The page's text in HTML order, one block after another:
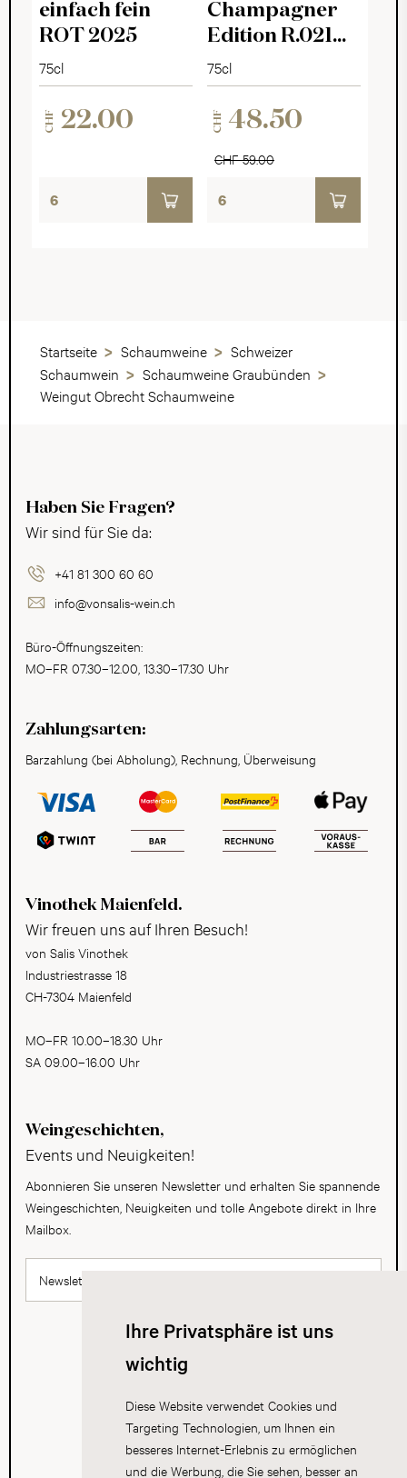
Ihre Privatsphäre ist uns
wichtig
Diese Website verwendet Cookies und
Targeting Technologien, um Ihnen ein
besseres Internet-Erlebnis zu ermöglichen
und die Werbung, die Sie sehen, besser an
einfach fein
ROT 2025
75cl
CHF 22.00
Champagner
Edition R.021
Rosé Brut
75cl
CHF 48.50
CHF 59.00
Startseite Schaumweine
Schweizer
Schaumwein
Schaumweine Graubünden
Weingut Obrecht Schaumweine
Haben Sie Fragen?
Wir sind für Sie da:
+41 81 300 60 60
info@vonsalis-wein.ch
Büro-Öffnungszeiten:
MO–FR 07.30–12.00, 13.30–17.30 Uhr
Zahlungsarten:
Barzahlung (bei Abholung), Rechnung, Überweisung
Vinothek Maienfeld.
Wir freuen uns auf Ihren Besuch!
von Salis Vinothek
Industriestrasse 18
CH-7304 Maienfeld
MO–FR 10.00–18.30 Uhr
SA 09.00–16.00 Uhr
Weingeschichten,
Events und Neuigkeiten!
Abonnieren Sie unseren Newsletter und erhalten Sie spannende
Weingeschichten, Neuigkeiten und tolle Angebote direkt in Ihre
Mailbox.
Newsletter abonnieren